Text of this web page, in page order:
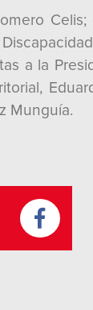
a la
Munguía.